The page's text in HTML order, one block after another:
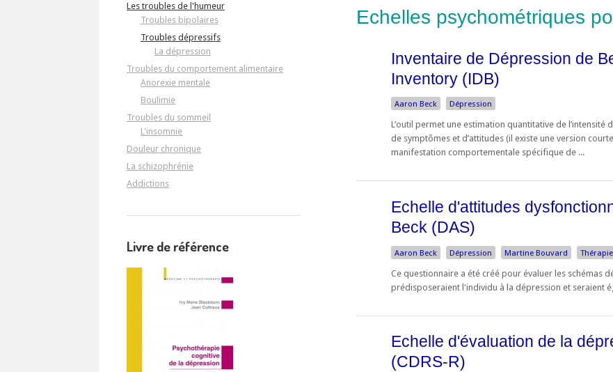
Echelles psychométriques
Inventaire de Dépression de
Inventory (IDB)
Aaron Beck Dépression
L’outil permet une estimation quantitative de
de symptômes et d’attitudes (il existe une version
manifestation comportementale spécifique de ...
Echelle d'attitudes
Beck (DAS)
Aaron Beck Dépression Martine Bouvard
Ce questionnaire a été créé pour évaluer les schémas
prédisposeraient l'individu à la dépression et seraient
Echelle d'évaluation de la
(CDRS-R)
Les troubles de l'humeur
Troubles bipolaires
Troubles dépressifs
La dépression
Troubles du comportement alimentaire
Anorexie mentale
Boulimie
Troubles du sommeil
L'insomnie
Douleur chronique
La schizophrénie
Addictions
Livre de référence